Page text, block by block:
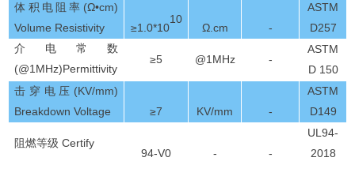
体积电阻率 (Ω•cm)
Volume Resistivity
≥1.0*10
10
Ω.cm -
ASTM
D257
介电常数
(@1MHz)Permittivity
≥5 @1MHz -
ASTM
D 150
击穿电压 (KV/mm)
Breakdown Voltage
≥7 KV/mm -
ASTM
D149
阻燃等级 Certify
94-V0 - -
UL94-
2018